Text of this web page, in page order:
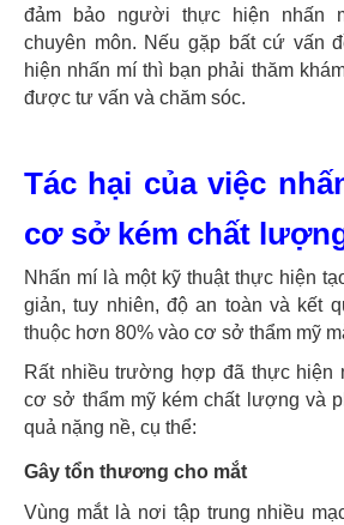
đảm bảo người thực hiện nhấn
chuyên môn. Nếu gặp bất cứ vấn
hiện nhấn mí thì bạn phải thăm
được tư vấn và chăm sóc.
Tác hại của việc
cơ sở kém chất
Nhấn mí là một kỹ thuật thực hiện
giản, tuy nhiên, độ an toàn và kết
thuộc hơn 80% vào cơ sở thẩm mỹ
Rất nhiều trường hợp đã thực hiện
cơ sở thẩm mỹ kém chất lượng và
quả nặng nề, cụ thể:
Gây tổn thương cho mắt
Vùng mắt là nơi tập trung nhiều